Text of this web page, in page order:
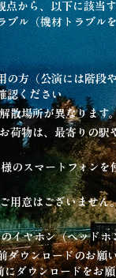
から、以下に該当
ブル（機材トラブル
の方（公演には階段
認ください
散場所が異なります
荷物は、最寄りの
のスマートフォン
用意はございません
イヤホン（ヘッド
ウンロードのお願
ダウンロードをお